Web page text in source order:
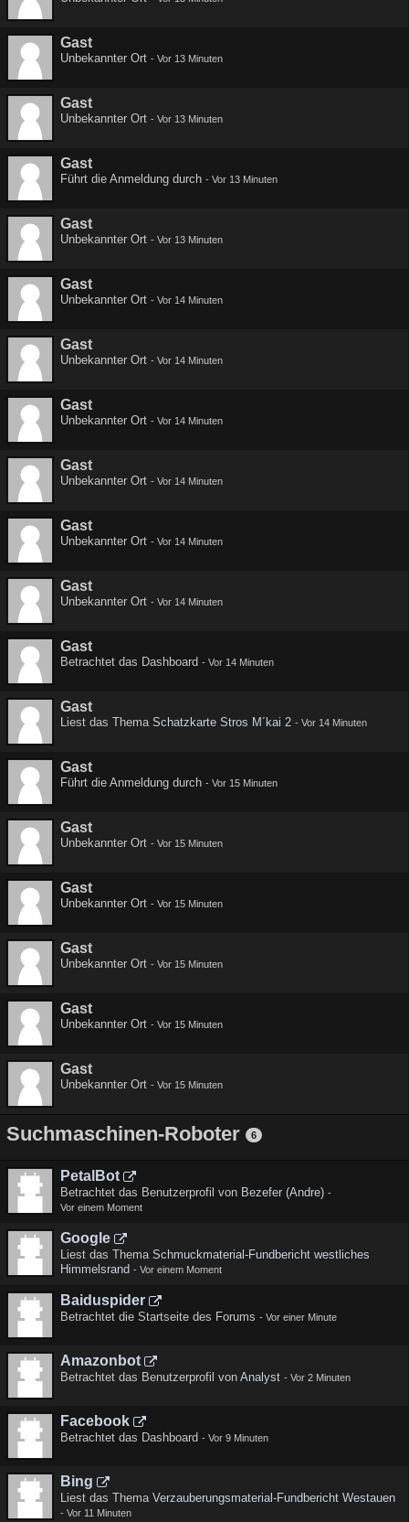
Gast
Unbekannter Ort - Vor 13 Minuten
Gast
Unbekannter Ort - Vor 13 Minuten
Gast
Führt die Anmeldung durch - Vor 13 Minuten
Gast
Unbekannter Ort - Vor 13 Minuten
Gast
Unbekannter Ort - Vor 14 Minuten
Gast
Unbekannter Ort - Vor 14 Minuten
Gast
Unbekannter Ort - Vor 14 Minuten
Gast
Unbekannter Ort - Vor 14 Minuten
Gast
Unbekannter Ort - Vor 14 Minuten
Gast
Unbekannter Ort - Vor 14 Minuten
Gast
Betrachtet das Dashboard - Vor 14 Minuten
Gast
Liest das Thema Schatzkarte Stros M´kai 2 - Vor 14 Minuten
Gast
Führt die Anmeldung durch - Vor 15 Minuten
Gast
Unbekannter Ort - Vor 15 Minuten
Gast
Unbekannter Ort - Vor 15 Minuten
Gast
Unbekannter Ort - Vor 15 Minuten
Gast
Unbekannter Ort - Vor 15 Minuten
Gast
Unbekannter Ort - Vor 15 Minuten
Suchmaschinen-Roboter 6
PetalBot
Betrachtet das Benutzerprofil von Bezefer (Andre) -
Vor einem Moment
Google
Liest das Thema Schmuckmaterial-Fundbericht westliches
Himmelsrand - Vor einem Moment
Baiduspider
Betrachtet die Startseite des Forums - Vor einer Minute
Amazonbot
Betrachtet das Benutzerprofil von Analyst - Vor 2 Minuten
Facebook
Betrachtet das Dashboard - Vor 9 Minuten
Bing
Liest das Thema Verzauberungsmaterial-Fundbericht Westauen
- Vor 11 Minuten